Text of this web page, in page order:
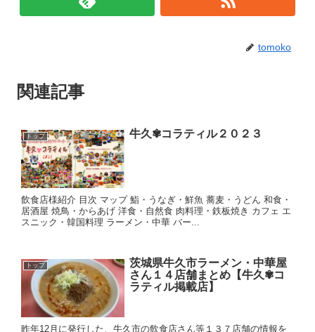
tomoko
関連記事
トップ 牛久✾コラティル２０２３
飲食店様紹介 目次 マップ 鮨・うなぎ・鮮魚 蕎麦・うどん 和食・
居酒屋 焼鳥・からあげ 洋食・自然食 肉料理・鉄板焼き カフェ エ
スニック・韓国料理 ラーメン・中華 バー...
トップ
茨城県牛久市ラーメン・中華屋
さん１４店舗まとめ【牛久✾コ
ラティル掲載店】
昨年12月に発行した、牛久市の飲食店さん等１３７店舗の情報を